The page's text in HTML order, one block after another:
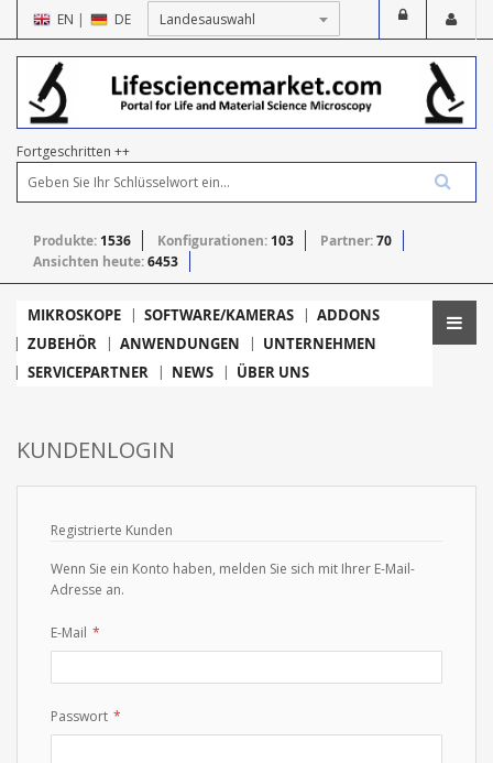
EN | DE
Fortgeschritten ++
Produkte: 1536 Konfigurationen: 103 Partner:70
Ansichten heute:6453
MIKROSKOPE SOFTWARE/KAMERAS
ADDONS
ZUBEHÖR
ANWENDUNGEN
UNTERNEHMEN
SERVICEPARTNER
NEWS ÜBER UNS
KUNDENLOGIN
Registrierte Kunden
Wenn Sie ein Konto haben, melden Sie sich mit Ihrer E-Mail-
Adresse an.
E-Mail
Passwort